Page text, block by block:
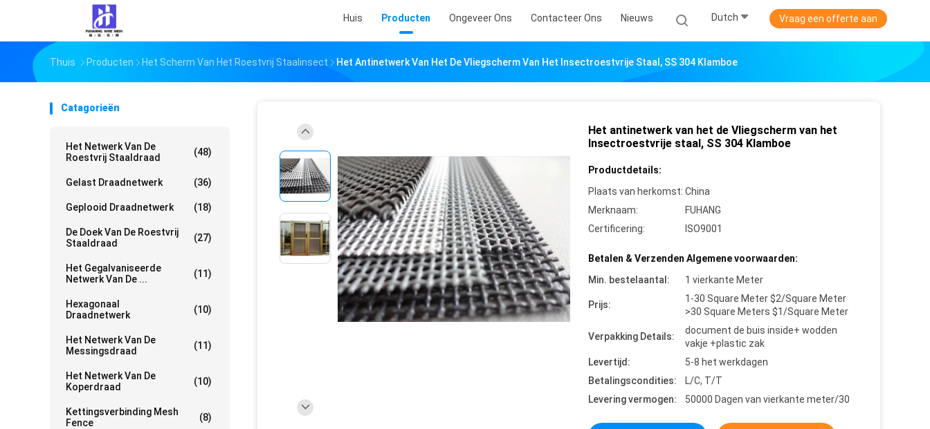
Huis Producten Ongeveer Ons Contacteer Ons Nieuws Dutch Vraag een offerte aan
Thuis Producten Het Scherm Van Het Roestvrij Staalinsect Het Antinetwerk Van Het De Vliegscherm Van Het Insectroestvrije Staal, SS 304 Klamboe
Catagorieën
Het Netwerk Van De
Roestvrij Staaldraad
(48)
Gelast Draadnetwerk (36)
Geplooid Draadnetwerk (18)
De Doek Van De Roestvrij
Staaldraad
(27)
Het Gegalvaniseerde
Netwerk Van De ...
(11)
Hexagonaal
Draadnetwerk
(10)
Het Netwerk Van De
Messingsdraad
(11)
Het Netwerk Van De
Koperdraad
(10)
Kettingsverbinding Mesh
Fence
(8)
Het antinetwerk van het de Vliegscherm van het
Insectroestvrije staal, SS 304 Klamboe
Productdetails:
Plaats van herkomst: China
Merknaam:
FUHANG
Certificering:
ISO9001
Betalen & Verzenden Algemene voorwaarden:
Min. bestelaantal:
1 vierkante Meter
Prijs:
1-30 Square Meter $2/Square Meter
>30 Square Meters $1/Square Meter
Verpakking Details:
document de buis inside+ wodden
vakje +plastic zak
Levertijd:
5-8 het werkdagen
Betalingscondities:
L/C, T/T
Levering vermogen:
50000 Dagen van vierkante meter/30